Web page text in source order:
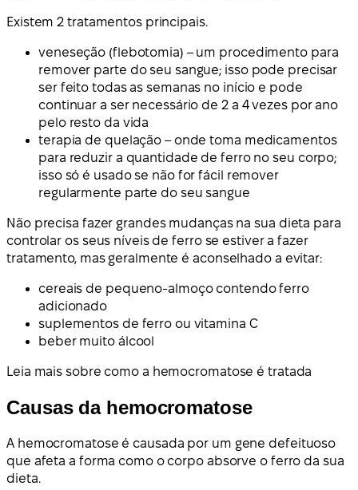
Existem 2 tratamentos principais.
veneseção (flebotomia) – um procedimento para
remover parte do seu sangue; isso pode precisar
ser feito todas as semanas no início e pode
continuar a ser necessário de 2 a 4 vezes por ano
pelo resto da vida
terapia de quelação – onde toma medicamentos
para reduzir a quantidade de ferro no seu corpo;
isso só é usado se não for fácil remover
regularmente parte do seu sangue
Não precisa fazer grandes mudanças na sua dieta para
controlar os seus níveis de ferro se estiver a fazer
tratamento, mas geralmente é aconselhado a evitar:
cereais de pequeno-almoço contendo ferro
adicionado
suplementos de ferro ou vitamina C
beber muito álcool
Leia mais sobre como a hemocromatose é tratada
Causas da hemocromatose
A hemocromatose é causada por um gene defeituoso
que afeta a forma como o corpo absorve o ferro da sua
dieta.